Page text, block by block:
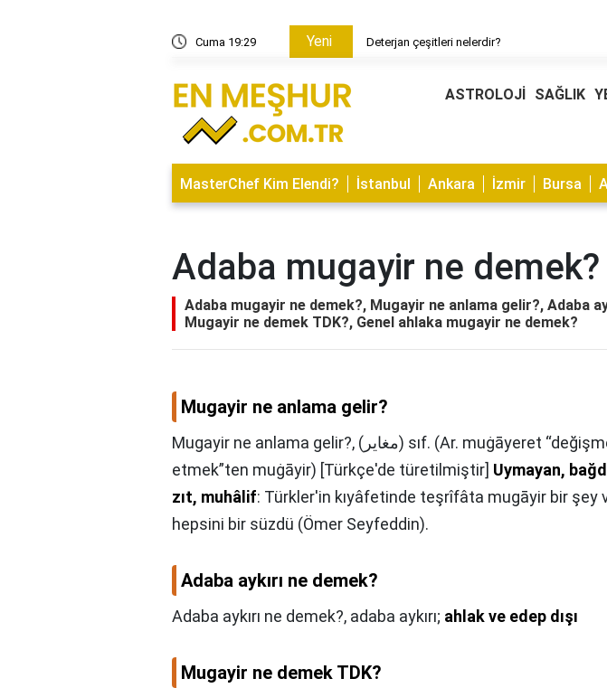
Cuma 19:29 Yeni Deterjan çeşitleri nelerdir?
ASTROLOJİ SAĞLIK
MasterChef Kim Elendi? İstanbul Ankara İzmir Bursa
Adaba mugayir ne demek?
Adaba mugayir ne demek?, Mugayir ne anlama gelir?, Adaba
Mugayir ne demek TDK?, Genel ahlaka mugayir ne demek?
Mugayir ne anlama gelir?
Mugayir ne anlama gelir?, (ﻣﻐﺎﻳﺮ) sıf. (Ar. muġāyeret “değişmek, muhâlefet
etmek”ten muġāyir) [Türkçe'de türetilmiştir] Uymayan,
zıt, muhâlif: Türkler'in kıyâfetinde teşrîfâta mugāyir bir şey
hepsini bir süzdü (Ömer Seyfeddin).
Adaba aykırı ne demek?
Adaba aykırı ne demek?, adaba aykırı; ahlak ve edep dışı
Mugayir ne demek TDK?